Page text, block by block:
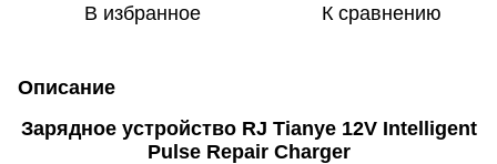
В избранное К сравнению
Описание
Зарядное устройство RJ Tianye 12V Intelligent
Pulse Repair Charger